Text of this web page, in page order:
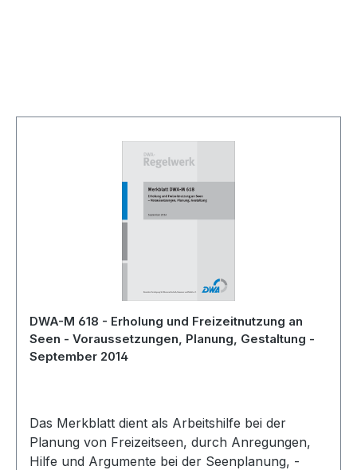
DWA-M 618 - Erholung und Freizeitnutzung an
Seen - Voraussetzungen, Planung, Gestaltung -
September 2014
Das Merkblatt dient als Arbeitshilfe bei der
Planung von Freizeitseen, durch Anregungen,
Hilfe und Argumente bei der Seenplanung, -